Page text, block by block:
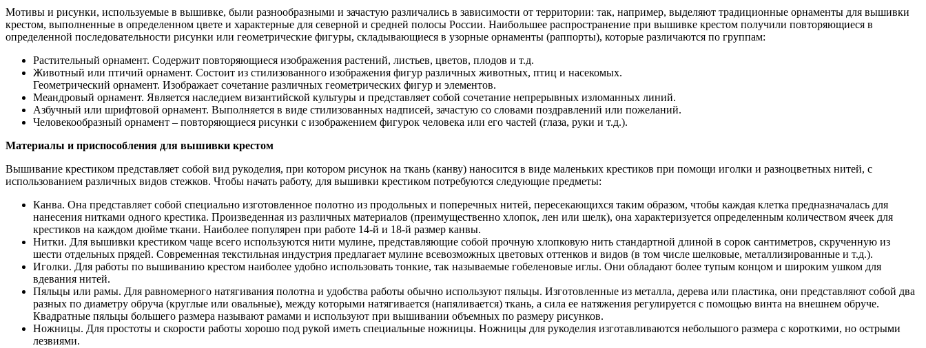
Мотивы и рисунки, используемые в вышивке, были разнообразными и зачастую различались в зависимости от территории: так, например, выделяют традиционные орнаменты для вышивки
крестом, выполненные в определенном цвете и характерные для северной и средней полосы России. Наибольшее распространение при вышивке крестом получили повторяющиеся в
определенной последовательности рисунки или геометрические фигуры, складывающиеся в узорные орнаменты (раппорты), которые различаются по группам:
Растительный орнамент. Содержит повторяющиеся изображения растений, листьев, цветов, плодов и т.д.
Животный или птичий орнамент. Состоит из стилизованного изображения фигур различных животных, птиц и насекомых.
Геометрический орнамент. Изображает сочетание различных геометрических фигур и элементов.
Меандровый орнамент. Является наследием византийской культуры и представляет собой сочетание непрерывных изломанных линий.
Азбучный или шрифтовой орнамент. Выполняется в виде стилизованных надписей, зачастую со словами поздравлений или пожеланий.
Человекообразный орнамент – повторяющиеся рисунки с изображением фигурок человека или его частей (глаза, руки и т.д.).
Материалы и приспособления для вышивки крестом
Вышивание крестиком представляет собой вид рукоделия, при котором рисунок на ткань (канву) наносится в виде маленьких крестиков при помощи иголки и разноцветных нитей, с
использованием различных видов стежков. Чтобы начать работу, для вышивки крестиком потребуются следующие предметы:
Канва. Она представляет собой специально изготовленное полотно из продольных и поперечных нитей, пересекающихся таким образом, чтобы каждая клетка предназначалась для
нанесения нитками одного крестика. Произведенная из различных материалов (преимущественно хлопок, лен или шелк), она характеризуется определенным количеством ячеек для
крестиков на каждом дюйме ткани. Наиболее популярен при работе 14-й и 18-й размер канвы.
Нитки. Для вышивки крестиком чаще всего используются нити мулине, представляющие собой прочную хлопковую нить стандартной длиной в сорок сантиметров, скрученную из
шести отдельных прядей. Современная текстильная индустрия предлагает мулине всевозможных цветовых оттенков и видов (в том числе шелковые, металлизированные и т.д.).
Иголки. Для работы по вышиванию крестом наиболее удобно использовать тонкие, так называемые гобеленовые иглы. Они обладают более тупым концом и широким ушком для
вдевания нитей.
Пяльцы или рамы. Для равномерного натягивания полотна и удобства работы обычно используют пяльцы. Изготовленные из металла, дерева или пластика, они представляют собой два
разных по диаметру обруча (круглые или овальные), между которыми натягивается (напяливается) ткань, а сила ее натяжения регулируется с помощью винта на внешнем обруче.
Квадратные пяльцы большего размера называют рамами и используют при вышивании объемных по размеру рисунков.
Ножницы. Для простоты и скорости работы хорошо под рукой иметь специальные ножницы. Ножницы для рукоделия изготавливаются небольшого размера с короткими, но острыми
лезвиями.